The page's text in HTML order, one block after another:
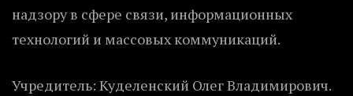
надзору в сфере связи, информационных
технологий и массовых коммуникаций.
Учредитель: Куделенский Олег Владимирович.